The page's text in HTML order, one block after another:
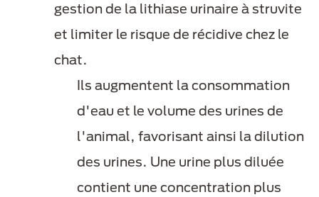
gestion de la lithiase urinaire à struvite
et limiter le risque de récidive chez le
chat.
Ils augmentent la consommation
d'eau et le volume des urines de
l'animal, favorisant ainsi la dilution
des urines. Une urine plus diluée
contient une concentration plus